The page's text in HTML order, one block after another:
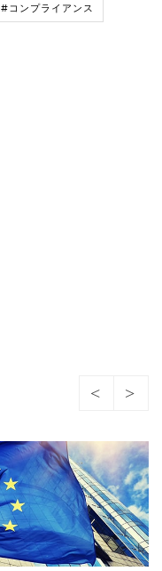
#コンプライアンス